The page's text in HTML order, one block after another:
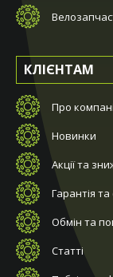
КЛІЄНТАМ
Про
Новинки
Акції та
Гарантія та
Обмін та
Статті